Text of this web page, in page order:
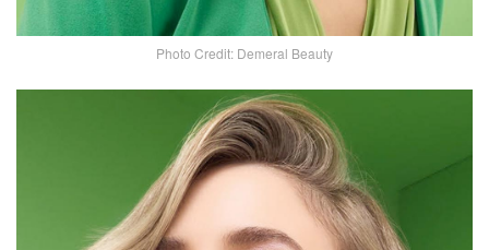
Photo Credit: Demeral Beauty